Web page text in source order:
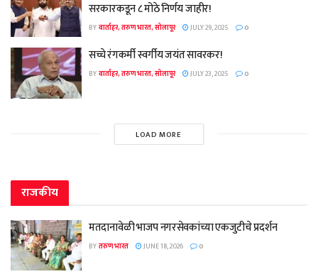
सरकारकडून ८ मोठे निर्णय जाहीर!
BYवार्ताहर, तरुण भारत, सोलापूर JULY 29, 2025 0
सच्चे रंगकर्मी स्वर्गीय जयंत सावरकर!
BYवार्ताहर, तरुण भारत, सोलापूर JULY 23, 2025 0
LOAD MORE
राजकीय
मतदानावेळी भाजप नगरसेवकांच्या एकजुटीचे प्रदर्शन
BYतरुण भारत JUNE 18, 2026 0